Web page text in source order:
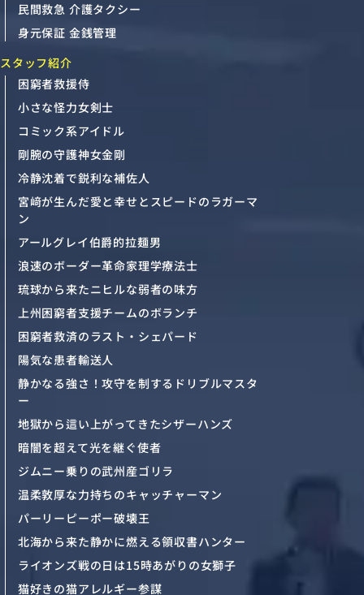
民間救急 介護タクシー
身元保証 金銭管理
スタッフ紹介
困窮者救援侍
小さな怪力女剣士
コミック系アイドル
剛腕の守護神女金剛
冷静沈着で鋭利な補佐人
宮﨑が生んだ愛と幸せとスピードのラガーマ
ン
アールグレイ伯爵的拉麺男
浪速のボーダー革命家理学療法士
琉球から来たニヒルな弱者の味方
上州困窮者支援チームのボランチ
困窮者救済のラスト・シェパード
陽気な患者輸送人
静かなる強さ！攻守を制するドリブルマスタ
ー
地獄から這い上がってきたシザーハンズ
暗闇を超えて光を継ぐ使者
ジムニー乗りの武州産ゴリラ
温柔敦厚な力持ちのキャッチャーマン
パーリーピーポー破壊王
北海から来た静かに燃える領収書ハンター
ライオンズ戦の日は15時あがりの女獅子
猫好きの猫アレルギー参謀